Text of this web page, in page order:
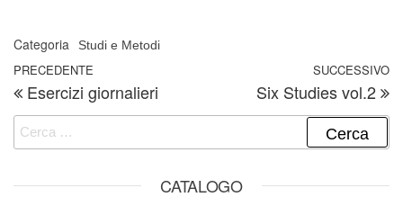
Categoria Studi e Metodi
Navigazione articoli
Articolo precedente
PRECEDENTE
Esercizi giornalieri
SUCCESSIVO
Six Studies vol.2
Ricerca per:
CATALOGO